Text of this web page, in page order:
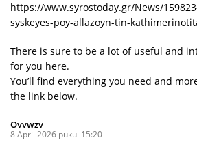
https://www.syrostoday.gr/News/
syskeyes-poy-allazoyn-tin-
There is sure to be a lot of useful and
for you here.
You’ll find everything you need and
the link below.
Ovvwzv
8 April 2026 pukul 15:20